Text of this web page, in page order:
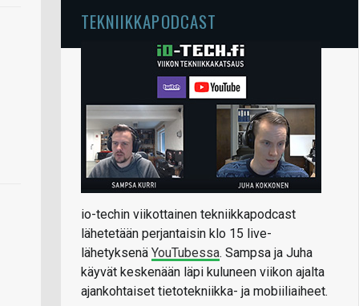
TEKNIIKKAPODCAST
io-techin viikottainen tekniikkapodcast
lähetetään perjantaisin klo 15 live-
lähetyksenä YouTubessa. Sampsa ja Juha
käyvät keskenään läpi kuluneen viikon ajalta
ajankohtaiset tietotekniikka- ja mobiiliaiheet.